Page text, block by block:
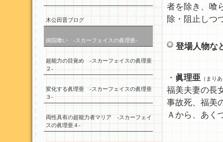
者を除き、喰
除・阻止しつ
登場人物な
・ 眞理亜 （まり
福美夫妻の長
事故死、福美
Ａから、あく
木公田晋ブログ
病院喰い -スカーフェイスの眞理亜-
超能力の目覚め -スカーフェイスの眞理亜
２-
変化する眞理亜 -スカーフェイスの眞理亜
３-
両性具有の超能力者マリア -スカーフェイ
スの眞理亜４-